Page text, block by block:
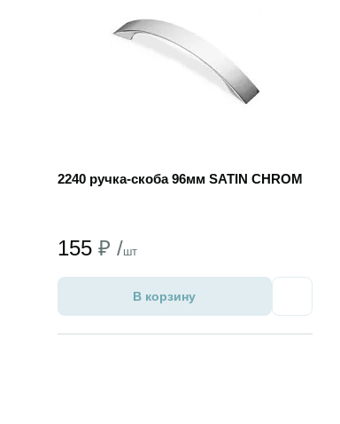
2240 ручка-скоба 96мм SATIN CHROM
155 ₽ /шт
В корзину